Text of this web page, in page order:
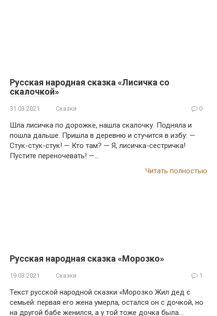
Русская народная сказка «Лисичка со
скалочкой»
31.03.2021 Сказки 0
Шла лисичка по дорожке, нашла скалочку. Подняла и
пошла дальше. Пришла в деревню и стучится в избу: —
Стук-стук-стук! — Кто там? — Я, лисичка-сестричка!
Пустите переночевать! —…
Читать полностью
Русская народная сказка «Морозко»
19.03.2021 Сказки 1
Текст русской народной сказки «Морозко Жил дед с
семьей: первая его жена умерла, остался он с дочкой, но
на другой бабе женился, а у той тоже дочка была….